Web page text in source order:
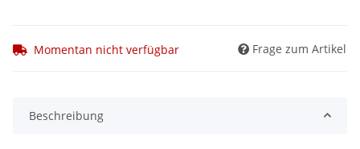
Momentan nicht verfügbar Frage zum Artikel
Beschreibung